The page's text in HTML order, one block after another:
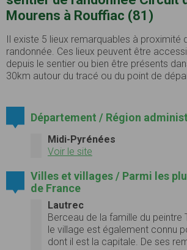
Mourens à Rouffiac (81)
Il existe 5 lieux remarquables à proximité
randonnée. Ces lieux peuvent être
depuis le sentier ou bien être présents
30km autour du tracé ou du point de
Département / Région
Midi-Pyrénées
Voir le site
Villes et villages / Parmi les
de France
Lautrec
Berceau de la famille du peintre
le village est également connu
dont il est la capitale. De ses